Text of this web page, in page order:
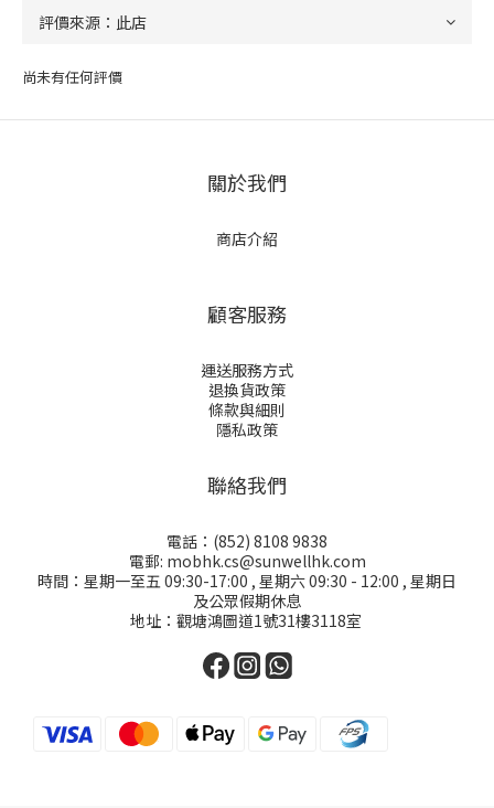
尚未有任何評價
關於我們
商店介紹
顧客服務
運送服務方式
退換貨政策
條款與細則
隱私政策
聯絡我們
電話：(852) 8108 9838
電郵: mobhk.cs@sunwellhk.com
時間：星期一至五 09:30-17:00 , 星期六 09:30 - 12:00 , 星期日
及公眾假期休息
地址：觀塘鴻圖道1號31樓3118室